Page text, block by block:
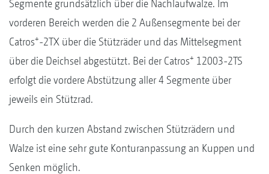
Segmente grundsätzlich über die Nachlaufwalze. Im
vorderen Bereich werden die 2 Außensegmente bei der
Catros+-2TX über die Stützräder und das Mittelsegment
über die Deichsel abgestützt. Bei der Catros+ 12003-2TS
erfolgt die vordere Abstützung aller 4 Segmente über
jeweils ein Stützrad.
Durch den kurzen Abstand zwischen Stützrädern und
Walze ist eine sehr gute Konturanpassung an Kuppen und
Senken möglich.